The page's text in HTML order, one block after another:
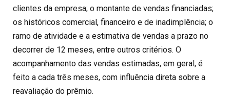
clientes da empresa; o montante de vendas financiadas;
os históricos comercial, financeiro e de inadimplência; o
ramo de atividade e a estimativa de vendas a prazo no
decorrer de 12 meses, entre outros critérios. O
acompanhamento das vendas estimadas, em geral, é
feito a cada três meses, com influência direta sobre a
reavaliação do prêmio.